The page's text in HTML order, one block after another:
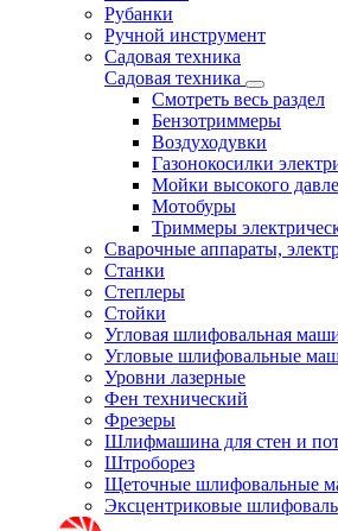
Рубанки
Ручной инструмент
Садовая техника
Садовая техника
Смотреть весь раздел
Бензотриммеры
Воздуходувки
Газонокосилки
Мойки высокого
Мотобуры
Триммеры
Сварочные аппараты,
Станки
Степлеры
Стойки
Угловая шлифовальная
Угловые шлифовальные
Уровни лазерные
Фен технический
Фрезеры
Шлифмашина для стен и
Штроборез
Щеточные шлифовальные
Эксцентриковые